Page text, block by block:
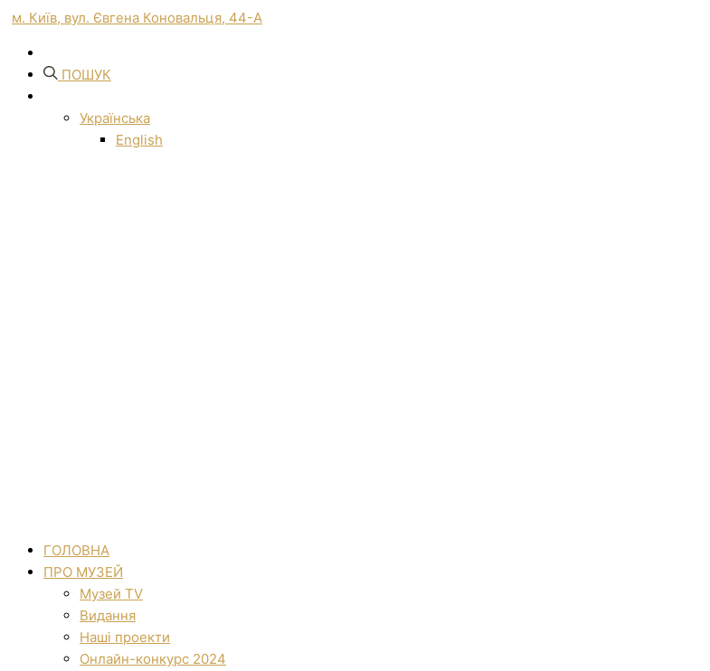
м. Київ, вул. Євгена Коновальця, 44-А
ПОШУК
Українська
English
ГОЛОВНА
ПРО МУЗЕЙ
Музей TV
Видання
Наші проекти
Онлайн-конкурс 2024